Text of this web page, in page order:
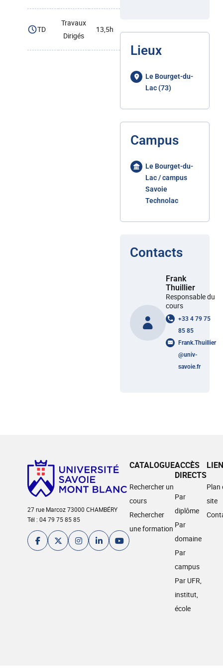
TD
Travaux
Dirigés
13,5h
Lieux
Le Bourget-du-
Lac (73)
Campus
Le Bourget-du-
Lac / campus
Savoie
Technolac
Contacts
Frank
Thuillier
Responsable du
cours
+33 4 79 75
85 85
Frank.Thuillier
@univ-
savoie.fr
27 rue Marcoz 73000 CHAMBÉRY
Tél : 04 79 75 85 85
CATALOGUE
Rechercher un
cours
Rechercher
une formation
ACCÈS
DIRECTS
Par
diplôme
Par
domaine
Par
campus
Par UFR,
institut,
école
Plan
site